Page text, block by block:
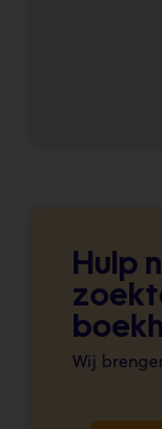
Hulp
Wij